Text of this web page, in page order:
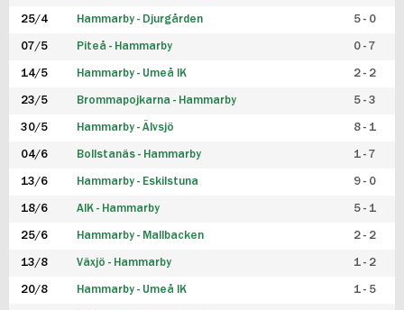
25/4 Hammarby - Djurgården 5 - 0
07/5 Piteå - Hammarby 0 - 7
14/5 Hammarby - Umeå IK 2 - 2
23/5 Brommapojkarna - Hammarby 5 - 3
30/5 Hammarby - Älvsjö 8 - 1
04/6 Bollstanäs - Hammarby 1 - 7
13/6 Hammarby - Eskilstuna 9 - 0
18/6 AIK - Hammarby 5 - 1
25/6 Hammarby - Mallbacken 2 - 2
13/8 Växjö - Hammarby 1 - 2
20/8 Hammarby - Umeå IK 1 - 5